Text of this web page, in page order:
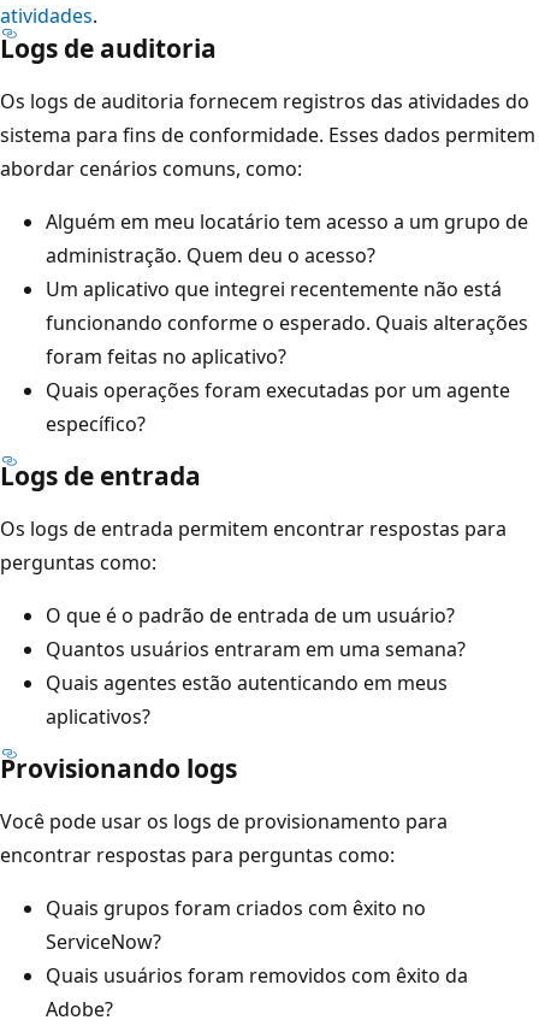
atividades.
Logs de auditoria
Os logs de auditoria fornecem registros das atividades do
sistema para fins de conformidade. Esses dados permitem
abordar cenários comuns, como:
Alguém em meu locatário tem acesso a um grupo de
administração. Quem deu o acesso?
Um aplicativo que integrei recentemente não está
funcionando conforme o esperado. Quais alterações
foram feitas no aplicativo?
Quais operações foram executadas por um agente
específico?
Logs de entrada
Os logs de entrada permitem encontrar respostas para
perguntas como:
O que é o padrão de entrada de um usuário?
Quantos usuários entraram em uma semana?
Quais agentes estão autenticando em meus
aplicativos?
Provisionando logs
Você pode usar os logs de provisionamento para
encontrar respostas para perguntas como:
Quais grupos foram criados com êxito no
ServiceNow?
Quais usuários foram removidos com êxito da
Adobe?